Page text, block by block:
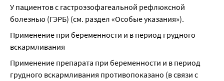
У пациентов с гастроэзофагеальной рефлюксной
болезнью (ГЭРБ) (см. раздел «Особые указания»).
Применение при беременности и в период грудного
вскармливания
Применение препарата при беременности и в период
грудного вскармливания противопоказано (в связи с